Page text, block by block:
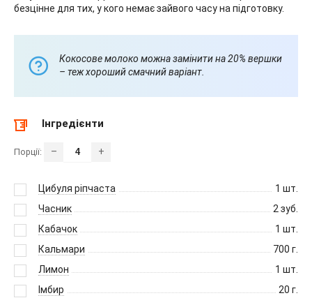
безцінне для тих, у кого немає зайвого часу на підготовку.
Кокосове молоко можна замінити на 20% вершки
– теж хороший смачний варіант.
Інгредієнти
Порції: – +
Цибуля ріпчаста 1 шт.
Часник
2 зуб.
Кабачок
1 шт.
Кальмари
700 г.
Лимон
1 шт.
Імбир
20 г.